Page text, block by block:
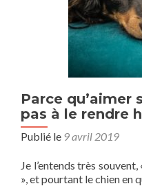
Parce qu’aimer
pas à le rendre
Publié le 9 avril 2019
Je l’entends très
», et pourtant le chien en